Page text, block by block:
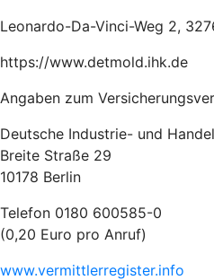
Leonardo-Da-Vinci-Weg 2,
https://www.detmold.ihk.de
Angaben zum
Deutsche Industrie- und
Breite Straße 29
10178 Berlin
Telefon 0180 600585-0
(0,20 Euro pro Anruf)
www.vermittlerregister.info